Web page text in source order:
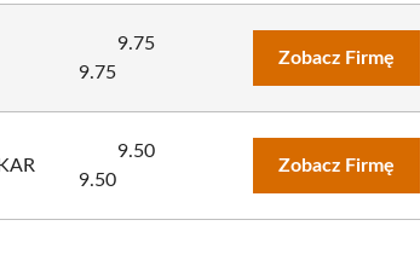
9.75
9.75
Zobacz Firmę
9.50
9.50
Zobacz Firmę